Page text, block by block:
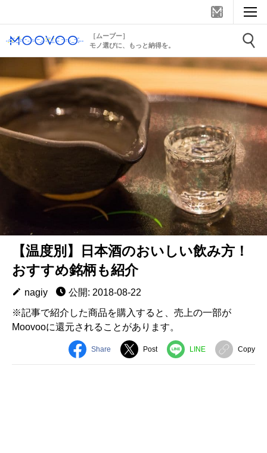
［ムーブー］
モノ選びに、もっと納得を。
【温度別】日本酒のおいしい飲み方！
おすすめ銘柄も紹介
nagiy
公開: 2018-08-22
※記事で紹介した商品を購入すると、売上の一部が
Moovooに還元されることがあります。
Share Post LINE Copy